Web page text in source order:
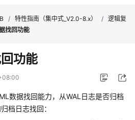
/ 特性指南（集中式_V2.0-8.x） / 逻辑复
找回功能
功能
数据找回能力，从WAL日志是否归档
档日志找回：